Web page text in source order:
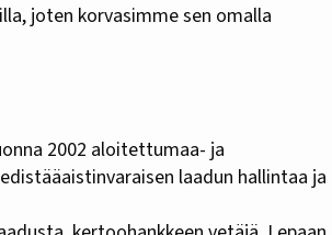
joten korvasimme sen omalla
2002 aloitettumaa- ja
laadun hallintaa ja